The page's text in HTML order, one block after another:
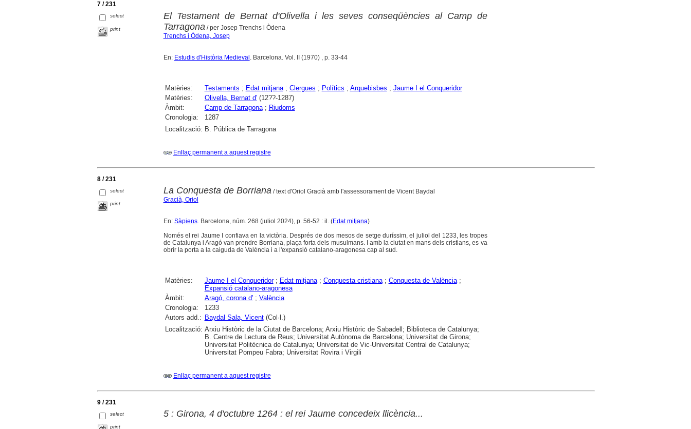
7 / 231
select
print
El Testament de Bernat d'Olivella i les seves conseqüències al Camp de
Tarragona / per Josep Trenchs i Òdena
Trenchs i Ódena, Josep
En: Estudis d'Història Medieval . Barcelona. Vol. II (1970) , p. 33-44
Matèries: Testaments ; Edat mitjana; Clergues ; Polítics ; Arquebisbes ; Jaume I el Conqueridor
Matèries:
Olivella, Bernat d'(12??-1287)
Àmbit:
Camp de Tarragona; Riudoms
Cronologia:
1287
Localització: B. Pública de Tarragona
Enllaç permanent a aquest registre
8 / 231
select
print
La Conquesta de Borriana / text d'Oriol Gracià amb l'assessorament de Vicent Baydal
Gracià, Oriol
En: Sàpiens. Barcelona, núm. 268 (juliol 2024), p. 56-52 : il. (Edat mitjana)
Només el rei Jaume I confiava en la victòria. Després de dos mesos de setge duríssim, el juliol del 1233, les tropes
de Catalunya i Aragó van prendre Borriana, plaça forta dels musulmans. I amb la ciutat en mans dels cristians, es va
obrir la porta a la caiguda de València i a l'expansió catalano-aragonesa cap al sud.
Matèries: Jaume I el Conqueridor; Edat mitjana; Conquesta cristiana; Conquesta de València;
Expansió catalano-aragonesa
Àmbit:
Aragó, corona d'; València
Cronologia:
1233
Autors add.: Baydal Sala, Vicent(Col·l.)
Localització: Arxiu Històric de la Ciutat de Barcelona; Arxiu Històric de Sabadell; Biblioteca de Catalunya;
B. Centre de Lectura de Reus; Universitat Autònoma de Barcelona; Universitat de Girona;
Universitat Politècnica de Catalunya; Universitat de Vic-Universitat Central de Catalunya;
Universitat Pompeu Fabra; Universitat Rovira i Virgili
Enllaç permanent a aquest registre
9 / 231
select
print
5 : Girona, 4 d'octubre 1264 : el rei Jaume concedeix llicència...